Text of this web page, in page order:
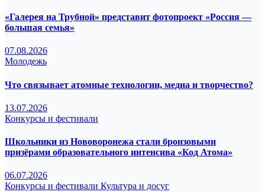
«Галерея на Трубной» представит фотопроект «Россия —
большая семья»
07.08.2026
Молодежь
Что связывает атомные технологии, медиа и творчество?
13.07.2026
Конкурсы и фестивали
Школьники из Нововоронежа стали бронзовыми
призёрами образовательного интенсива «Код Атома»
06.07.2026
Конкурсы и фестивали Культура и досуг